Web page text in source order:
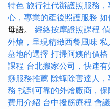
特色 旅行社代辦護照服務
心，專業的產後照護服務 如
母語。 經絡按摩證照課程
外燴，呈現精緻西餐風味 私
墓地的選擇 打掃阿姨的價
課程 台北搬家公司，快速
痧服務推薦 除蟑除害達人
務 找到可靠的外燴廠商，
費用介紹 台中撥筋療程 會